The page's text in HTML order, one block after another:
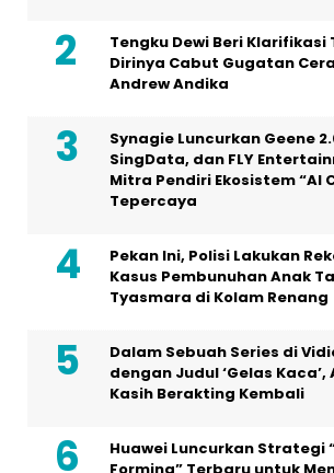
Tengku Dewi Beri
Dirinya Cabut Gugatan
Andrew Andika
Synagie Luncurkan Geene
SingData, dan FLY
Mitra Pendiri Ekosistem “AI
Tepercaya
Pekan Ini, Polisi Lakukan
Kasus Pembunuhan Anak
Tyasmara di Kolam Renang
Dalam Sebuah Series di
dengan Judul ‘Gelas
Kasih Berakting Kembali
Huawei Luncurkan Strategi